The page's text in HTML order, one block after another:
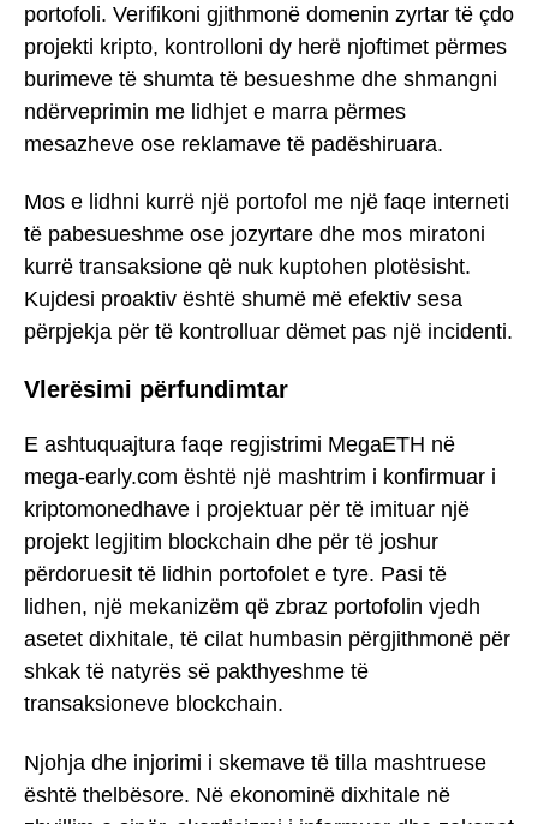
portofoli. Verifikoni gjithmonë domenin zyrtar të çdo
projekti kripto, kontrolloni dy herë njoftimet përmes
burimeve të shumta të besueshme dhe shmangni
ndërveprimin me lidhjet e marra përmes
mesazheve ose reklamave të padëshiruara.
Mos e lidhni kurrë një portofol me një faqe interneti
të pabesueshme ose jozyrtare dhe mos miratoni
kurrë transaksione që nuk kuptohen plotësisht.
Kujdesi proaktiv është shumë më efektiv sesa
përpjekja për të kontrolluar dëmet pas një incidenti.
Vlerësimi përfundimtar
E ashtuquajtura faqe regjistrimi MegaETH në
mega-early.com është një mashtrim i konfirmuar i
kriptomonedhave i projektuar për të imituar një
projekt legjitim blockchain dhe për të joshur
përdoruesit të lidhin portofolet e tyre. Pasi të
lidhen, një mekanizëm që zbraz portofolin vjedh
asetet dixhitale, të cilat humbasin përgjithmonë për
shkak të natyrës së pakthyeshme të
transaksioneve blockchain.
Njohja dhe injorimi i skemave të tilla mashtruese
është thelbësore. Në ekonominë dixhitale në